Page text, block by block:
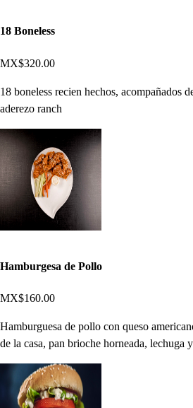
18 Boneless
MX$320.00
18 boneless recien hechos, acompañados
aderezo ranch
Hamburgesa de Pollo
MX$160.00
Hamburguesa de pollo con queso
de la casa, pan brioche horneada, lechuga